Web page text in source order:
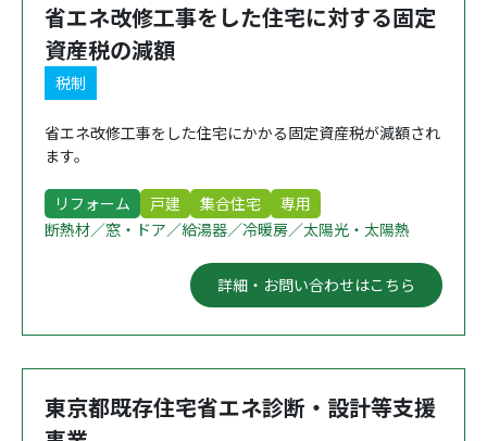
省エネ改修工事をした住宅に対する固定
資産税の減額
税制
省エネ改修工事をした住宅にかかる固定資産税が減額され
ます。
リフォーム 戸建 集合住宅
専用
断熱材／窓・ドア／給湯器／冷暖房／太陽光・太陽熱
詳細・お問い合わせはこちら
東京都既存住宅省エネ診断・設計等支援